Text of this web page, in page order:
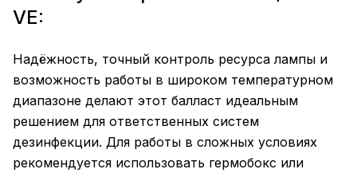
VE:
Надёжность, точный контроль ресурса лампы и
возможность работы в широком температурном
диапазоне делают этот балласт идеальным
решением для ответственных систем
дезинфекции. Для работы в сложных условиях
рекомендуется использовать гермобокс или